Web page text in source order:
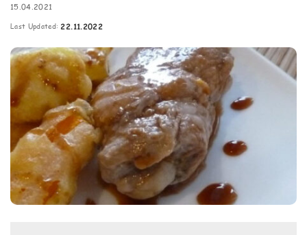
15.04.2021
Last Updated: 22.11.2022